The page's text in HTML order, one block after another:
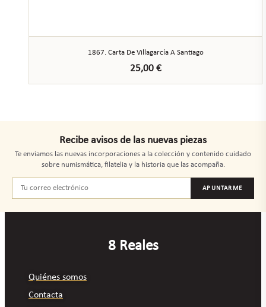
1867. Carta De Villagarcía A Santiago
25,00 €
Recibe avisos de las nuevas piezas
Te enviamos las nuevas incorporaciones a la colección y contenido cuidado
sobre numismática, filatelia y la historia que las acompaña.
APUNTARME
8 Reales
Quiénes somos
Contacta